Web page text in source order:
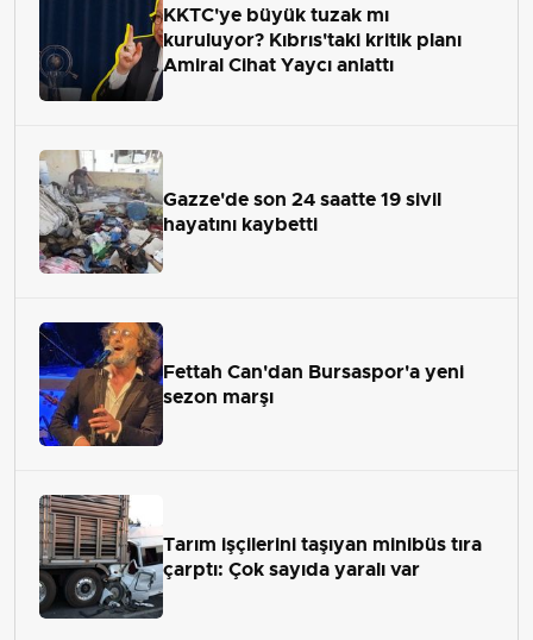
KKTC'ye büyük tuzak mı
kuruluyor? Kıbrıs'taki kritik planı
Amiral Cihat Yaycı anlattı
Gazze'de son 24 saatte 19 sivil
hayatını kaybetti
Fettah Can'dan Bursaspor'a yeni
sezon marşı
Tarım işçilerini taşıyan minibüs tıra
çarptı: Çok sayıda yaralı var